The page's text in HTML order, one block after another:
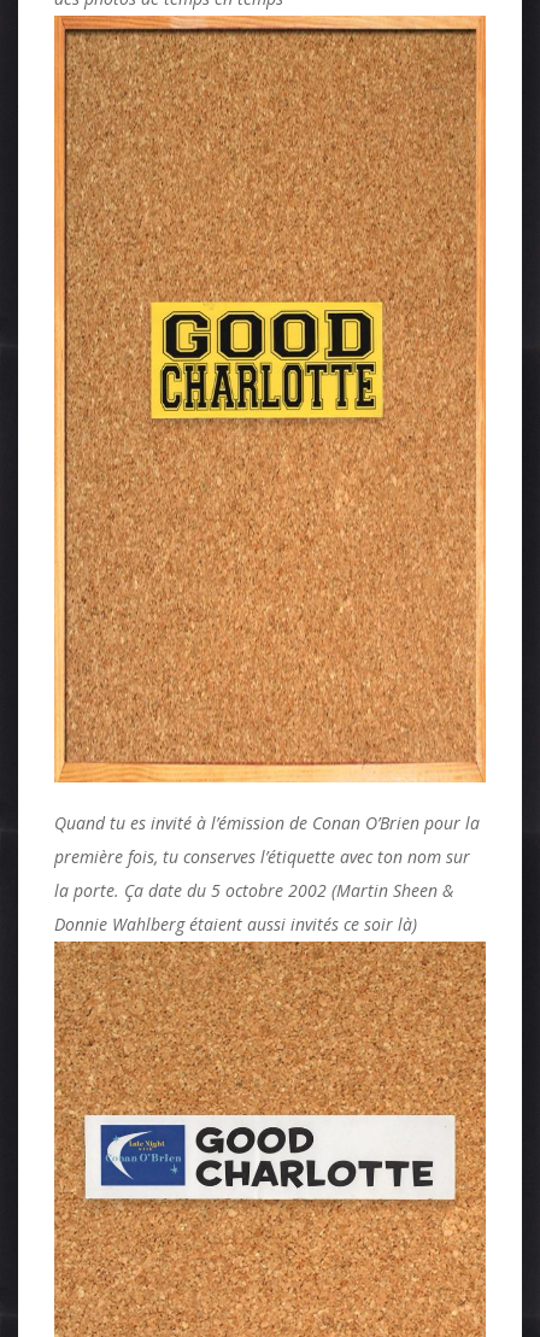
Quand tu es invité à l’émission de Conan O’Brien pour la
première fois, tu conserves l’étiquette avec ton nom sur
la porte. Ça date du 5 octobre 2002 (Martin Sheen &
Donnie Wahlberg étaient aussi invités ce soir là)